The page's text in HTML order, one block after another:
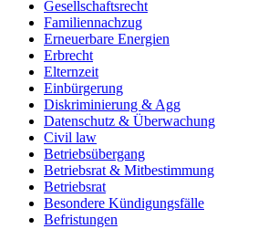
Gesellschaftsrecht
Familiennachzug
Erneuerbare Energien
Erbrecht
Elternzeit
Einbürgerung
Diskriminierung & Agg
Datenschutz & Überwachung
Civil law
Betriebsübergang
Betriebsrat & Mitbestimmung
Betriebsrat
Besondere Kündigungsfälle
Befristungen